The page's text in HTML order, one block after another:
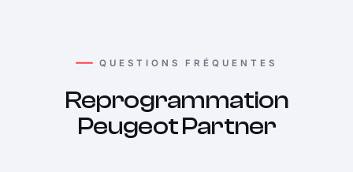
QUESTIONS FRÉQUENTES
Reprogrammation
Peugeot Partner